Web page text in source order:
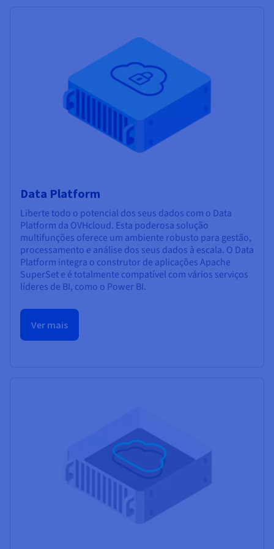
Data Platform
Liberte todo o potencial dos seus dados com o Data
Platform da OVHcloud. Esta poderosa solução
multifunções oferece um ambiente robusto para gestão,
processamento e análise dos seus dados à escala. O Data
Platform integra o construtor de aplicações Apache
SuperSet e é totalmente compatível com vários serviços
líderes de BI, como o Power BI.
Ver mais